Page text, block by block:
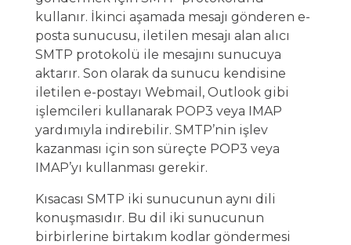
kullanır. İkinci aşamada mesajı gönderen e-
posta sunucusu, iletilen mesajı alan alıcı
SMTP protokolü ile mesajını sunucuya
aktarır. Son olarak da sunucu kendisine
iletilen e-postayı Webmail, Outlook gibi
işlemcileri kullanarak POP3 veya IMAP
yardımıyla indirebilir. SMTP’nin işlev
kazanması için son süreçte POP3 veya
IMAP’yı kullanması gerekir.
Kısacası SMTP iki sunucunun aynı dili
konuşmasıdır. Bu dil iki sunucunun
birbirlerine birtakım kodlar göndermesi